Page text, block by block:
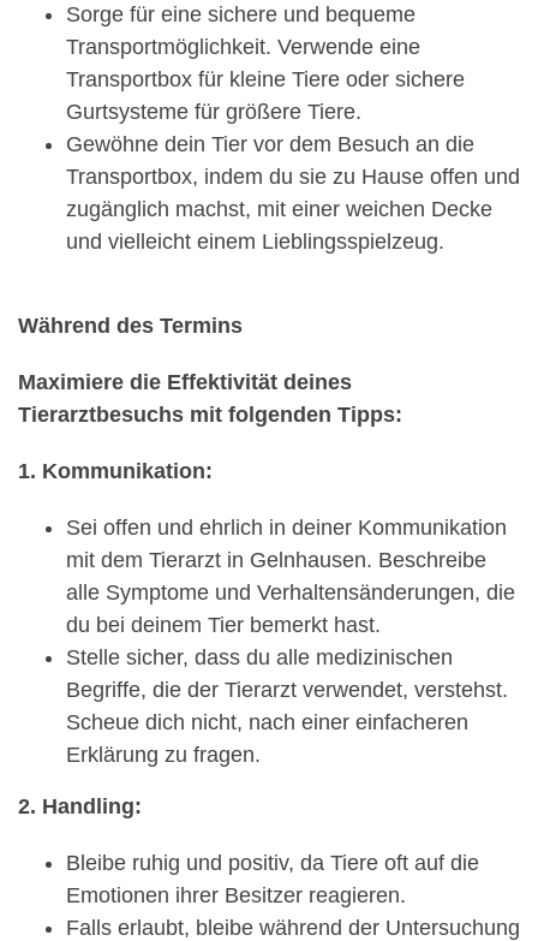
Sorge für eine sichere und bequeme
Transportmöglichkeit. Verwende eine
Transportbox für kleine Tiere oder sichere
Gurtsysteme für größere Tiere.
Gewöhne dein Tier vor dem Besuch an die
Transportbox, indem du sie zu Hause offen und
zugänglich machst, mit einer weichen Decke
und vielleicht einem Lieblingsspielzeug.
Während des Termins
Maximiere die Effektivität deines
Tierarztbesuchs mit folgenden Tipps:
1. Kommunikation:
Sei offen und ehrlich in deiner Kommunikation
mit dem Tierarzt in Gelnhausen. Beschreibe
alle Symptome und Verhaltensänderungen, die
du bei deinem Tier bemerkt hast.
Stelle sicher, dass du alle medizinischen
Begriffe, die der Tierarzt verwendet, verstehst.
Scheue dich nicht, nach einer einfacheren
Erklärung zu fragen.
2. Handling:
Bleibe ruhig und positiv, da Tiere oft auf die
Emotionen ihrer Besitzer reagieren.
Falls erlaubt, bleibe während der Untersuchung